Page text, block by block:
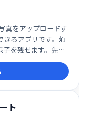
真をアップロードす
きるアプリです。煩
子を残せます。先生
の効率化をサポート
ト